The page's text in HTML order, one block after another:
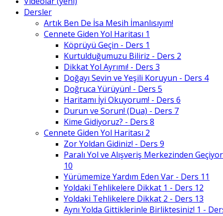
Dersler
Artık Ben De İsa Mesih İmanlısıyım!
Cennete Giden Yol Haritası 1
Köprüyü Geçin - Ders 1
Kurtulduğumuzu Biliriz - Ders 2
Dikkat Yol Ayrımı! - Ders 3
Doğayı Sevin ve Yeşili Koruyun - Ders 4
Doğruca Yürüyün! - Ders 5
Haritamı İyi Okuyorum! - Ders 6
Durun ve Sorun! (Dua) - Ders 7
Kime Gidiyoruz? - Ders 8
Cennete Giden Yol Haritası 2
Zor Yoldan Gidiniz! - Ders 9
Paralı Yol ve Alışveriş Merkezinden
10
Yürümemize Yardım Eden Var - Ders 11
Yoldaki Tehlikelere Dikkat 1 - Ders 12
Yoldaki Tehlikelere Dikkat 2 - Ders 13
Aynı Yolda Gittiklerinle Birliktesiniz! 1 -